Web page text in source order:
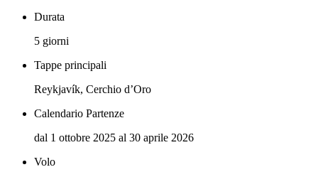
Durata
5 giorni
Tappe principali
Reykjavík, Cerchio d’Oro
Calendario Partenze
dal 1 ottobre 2025 al 30 aprile 2026
Volo